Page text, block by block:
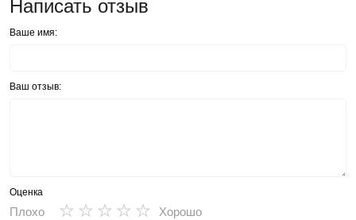
Написать отзыв
Ваше имя:
Ваш отзыв:
Оценка
Плохо ★
★
★
★
★ Хорошо